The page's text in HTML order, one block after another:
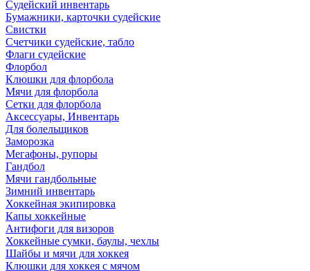
Судейский инвентарь
Бумажники, карточки судейские
Свистки
Счетчики судейские, табло
Флаги судейские
Флорбол
Клюшки для флорбола
Мячи для флорбола
Сетки для флорбола
Аксессуары, Инвентарь
Для болельщиков
Заморозка
Мегафоны, рупоры
Гандбол
Мячи гандбольные
Зимний инвентарь
Хоккейная экипировка
Капы хоккейные
Антифоги для визоров
Хоккейные сумки, баулы, чехлы
Шайбы и мячи для хоккея
Клюшки для хоккея с мячом